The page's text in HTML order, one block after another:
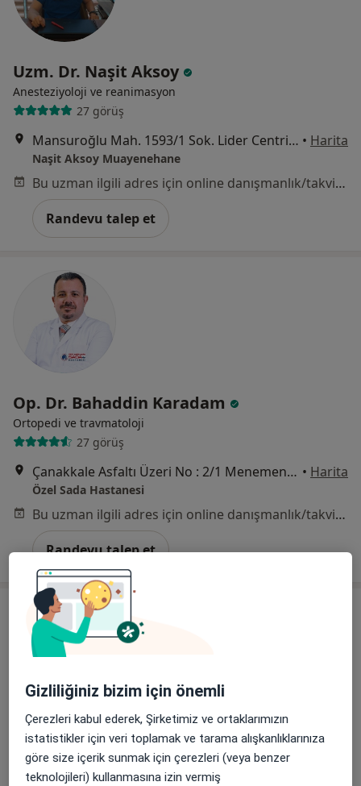
Uzm. Dr. Naşit Aksoy
Anesteziyoloji ve reanimasyon
27 görüş
Mansuroğlu Mah. 1593/1 Sok. Lider Centrio A Blok K:4 No.41, İzmir • Harita
Naşit Aksoy Muayenehane
Bu uzman ilgili adres için online danışmanlık/takvim sunmuyor.
Randevu talep et
Op. Dr. Bahaddin Karadam
Ortopedi ve travmatoloji
27 görüş
Çanakkale Asfaltı Üzeri No : 2/1 Menemen, İzmir • Harita
Özel Sada Hastanesi
Bu uzman ilgili adres için online danışmanlık/takvim sunmuyor.
Randevu talep et
Prof. Dr. Funda Çalış
Fiziksel tıp ve rehabilitasyon
64 görüş
Gizliliğiniz bizim için önemli
Çerezleri kabul ederek, Şirketimiz ve ortaklarımızın
istatistikler için veri toplamak ve tarama alışkanlıklarınıza
göre size içerik sunmak için çerezleri (veya benzer
teknolojileri) kullanmasına izin vermiş